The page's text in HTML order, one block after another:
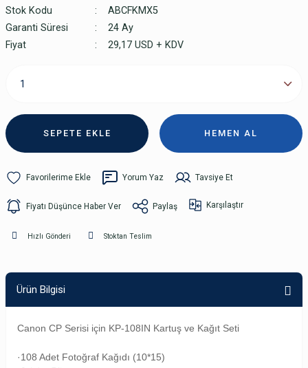
Stok Kodu
ABCFKMX5
Garanti Süresi
24 Ay
Fiyat
29,17 USD + KDV
SEPETE EKLE HEMEN AL
Yorum Yaz Tavsiye Et
Fiyatı Düşünce Haber Ver Paylaş Karşılaştır
Hızlı Gönderi Stoktan Teslim
Ürün Bilgisi
Canon CP Serisi için KP-108IN Kartuş ve Kağıt Seti
·108 Adet Fotoğraf Kağıdı (10*15)